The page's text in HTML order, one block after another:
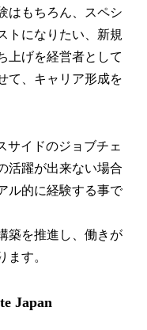
はもちろん、スペシ
トになりたい、新規
上げを経営者として
て、キャリア形成を
サイドのジョブチェ
活躍が出来ない場合
ル的に経験する事で
築を推進し、働きが
ます。
Japan